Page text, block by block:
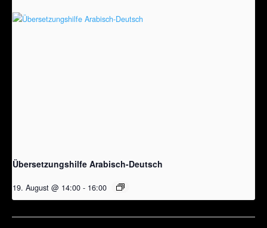
Übersetzungshilfe Arabisch-Deutsch
19. August @ 14:00 - 16:00